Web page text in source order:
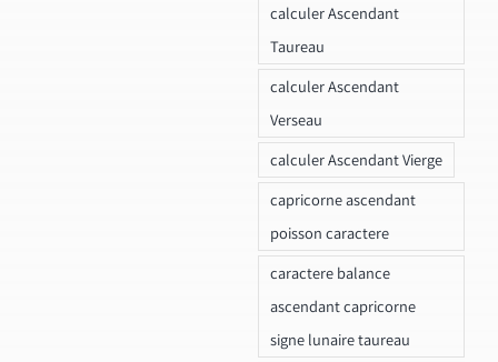
calculer Ascendant
Taureau
calculer Ascendant
Verseau
calculer Ascendant Vierge
capricorne ascendant
poisson caractere
caractere balance
ascendant capricorne
signe lunaire taureau